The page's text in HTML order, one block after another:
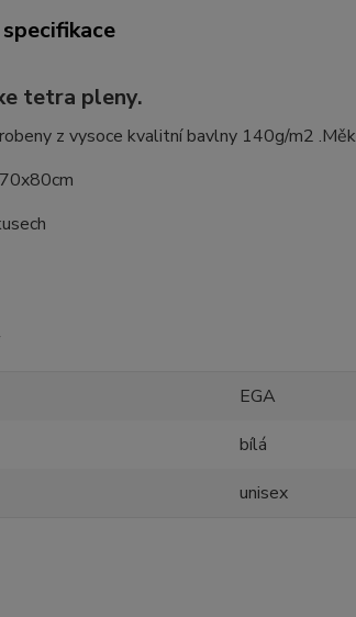
tetra pleny.
z vysoce kvalitní bavlny 140g/m2
EGA
bílá
unisex